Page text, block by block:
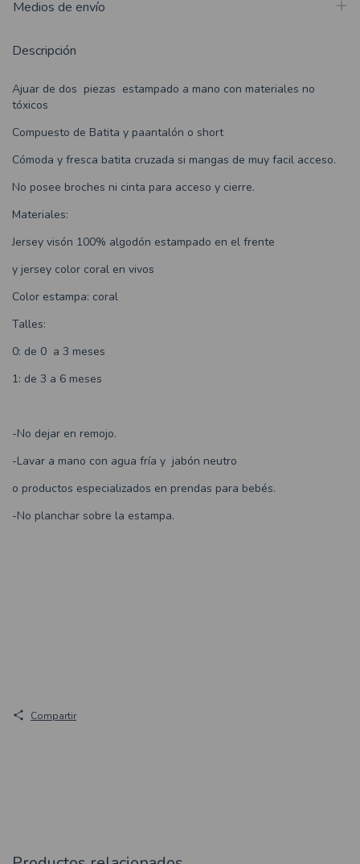
Medios de envío
Descripción
Ajuar de dos piezas estampado a mano con materiales no
tóxicos
Compuesto de Batita y paantalón o short
Cómoda y fresca batita cruzada si mangas de muy facil acceso.
No posee broches ni cinta para acceso y cierre.
Materiales:
Jersey visón 100% algodón estampado en el frente
y jersey color coral en vivos
Color estampa: coral
Talles:
0: de 0 a 3 meses
1: de 3 a 6 meses
-No dejar en remojo.
-Lavar a mano con agua fría y jabón neutro
o productos especializados en prendas para bebés.
-No planchar sobre la estampa.
Compartir